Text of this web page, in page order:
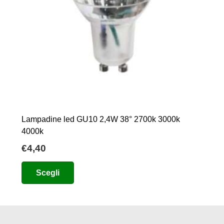
Lampadine led GU10 2,4W 38° 2700k 3000k
4000k
€4,40
Scegli